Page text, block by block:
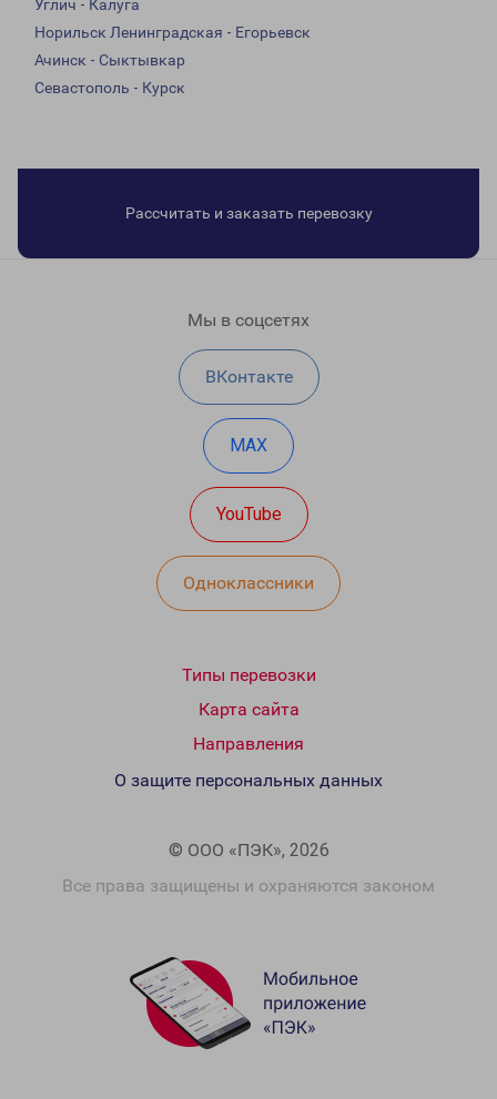
Углич - Калуга
Норильск Ленинградская - Егорьевск
Ачинск - Сыктывкар
Севастополь - Курск
Рассчитать и заказать перевозку
Мы в соцсетях
ВКонтакте
MAX
YouTube
Одноклассники
Типы перевозки
Карта сайта
Направления
© ООО «ПЭК», 2026
Все права защищены и охраняются законом
О защите персональных данных